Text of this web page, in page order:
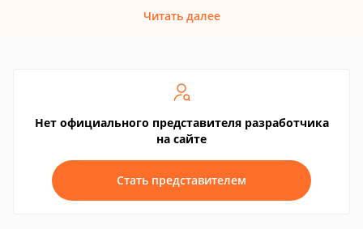
Читать далее
Нет официального представителя разработчика
на сайте
Стать представителем